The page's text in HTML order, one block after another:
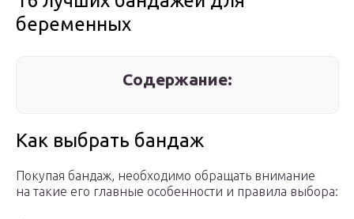
беременных
Содержание:
Как выбрать бандаж
Покупая бандаж, необходимо обращать внимание
на такие его главные особенности и правила выбора: